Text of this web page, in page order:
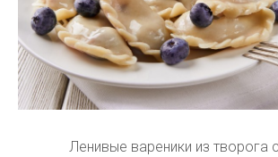
Ленивые вареники из творога